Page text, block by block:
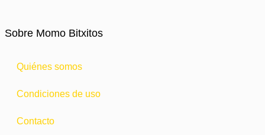
Sobre Momo Bitxitos
Quiénes somos
Condiciones de uso
Contacto